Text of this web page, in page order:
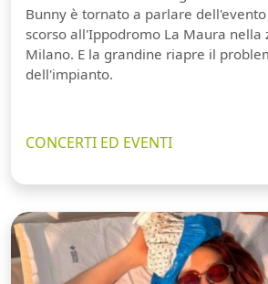
Bunny è tornato a parlare
scorso all'Ippodromo La Maura nella
Milano. E la grandine riapre il
dell'impianto.
CONCERTI ED EVENTI